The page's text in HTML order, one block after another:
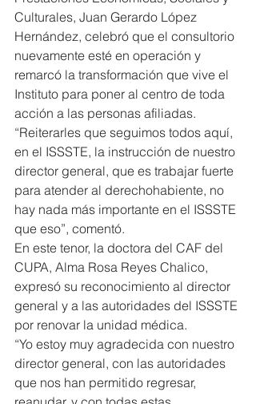
Culturales, Juan Gerardo López
Hernández, celebró que el consultorio
nuevamente esté en operación y
remarcó la transformación que vive el
Instituto para poner al centro de toda
acción a las personas afiliadas.
“Reiterarles que seguimos todos aquí,
en el ISSSTE, la instrucción de nuestro
director general, que es trabajar fuerte
para atender al derechohabiente, no
hay nada más importante en el ISSSTE
que eso”, comentó.
En este tenor, la doctora del CAF del
CUPA, Alma Rosa Reyes Chalico,
expresó su reconocimiento al director
general y a las autoridades del ISSSTE
por renovar la unidad médica.
“Yo estoy muy agradecida con nuestro
director general, con las autoridades
que nos han permitido regresar,